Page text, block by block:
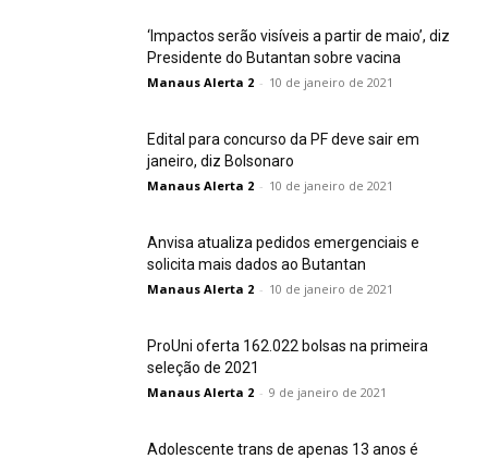
‘Impactos serão visíveis a partir de maio’, diz
Presidente do Butantan sobre vacina
Manaus Alerta 2 - 10 de janeiro de 2021
Edital para concurso da PF deve sair em
janeiro, diz Bolsonaro
Manaus Alerta 2 - 10 de janeiro de 2021
Anvisa atualiza pedidos emergenciais e
solicita mais dados ao Butantan
Manaus Alerta 2 - 10 de janeiro de 2021
ProUni oferta 162.022 bolsas na primeira
seleção de 2021
Manaus Alerta 2 - 9 de janeiro de 2021
Adolescente trans de apenas 13 anos é